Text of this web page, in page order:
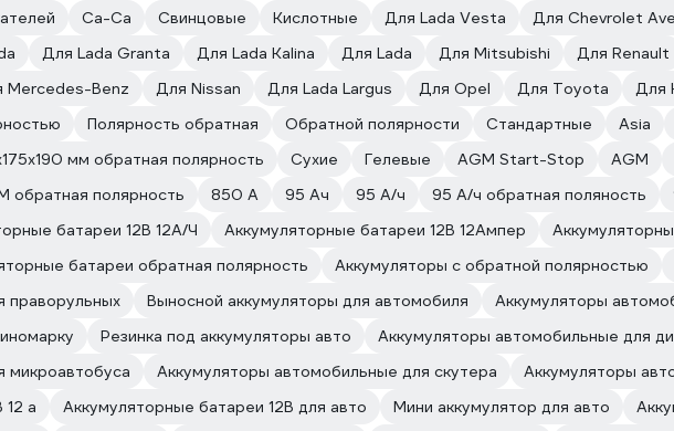
Ca-Ca Свинцовые Кислотные Для Lada Vesta
Для Chevrolet
Для Lada Granta Для Lada Kalina Для Lada Для Mitsubishi
Для Renault
Mercedes-Benz Для Nissan Для Lada Largus Для Opel Для Toyota
Для
Полярность обратная Обратной полярности Стандартные
Asia
мм обратная полярность Сухие Гелевые AGM Start-Stop
AGM
обратная полярность 850 А 95 Ач 95 А/ч 95 А/ч обратная поляность
батареи 12В 12А/Ч Аккумуляторные батареи 12В 12Ампер
батареи обратная полярность
Аккумуляторы с обратной полярностью
праворульных
Выносной аккумуляторы для автомобиля
Аккумуляторы
Резинка под аккумуляторы авто
Аккумуляторы автомобильные для
микроавтобуса
Аккумуляторы автомобильные для скутера
Аккумуляторы
а
Аккумуляторные батареи 12В для авто Мини аккумулятор для авто